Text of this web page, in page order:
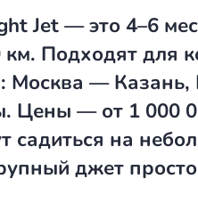
Jet— это 4–6
Подходят для
Москва —
Цены — от 1 000
садиться на
джет